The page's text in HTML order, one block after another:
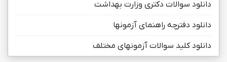
دانلود سوالات دکتری وزارت بهداشت
دانلود دفترچه راهنمای آزمونها
دانلود کلید سوالات آزمونهای مختلف